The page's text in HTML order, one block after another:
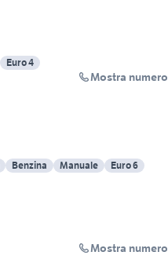
Euro 4
Mostra numero
Benzina Manuale Euro 6
Mostra numero